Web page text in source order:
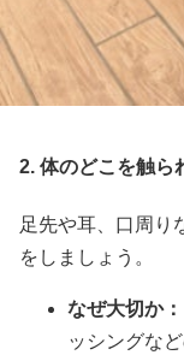
2. 体のどこを触ら
足先や耳、口周り
をしましょう。
なぜ大切か：
ッシングな